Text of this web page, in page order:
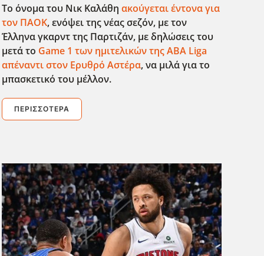
Το όνομα του Νικ Καλάθη ακούγεται έντονα για
τον ΠΑΟΚ, ενόψει της νέας σεζόν, με τον
Έλληνα γκαρντ της Παρτιζάν, με δηλώσεις του
μετά το Game1 των ημιτελικών της ABALiga
απέναντι στον Ερυθρό Αστέρα, να μιλά για το
μπασκετικό του μέλλον.
ΠΕΡΙΣΣΌΤΕΡΑ